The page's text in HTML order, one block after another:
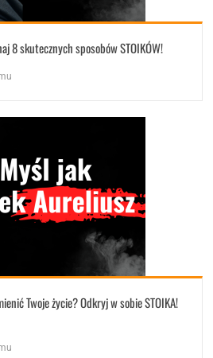
8 skutecznych sposobów STOIKÓW!
Twoje życie? Odkryj w sobie STOIKA!